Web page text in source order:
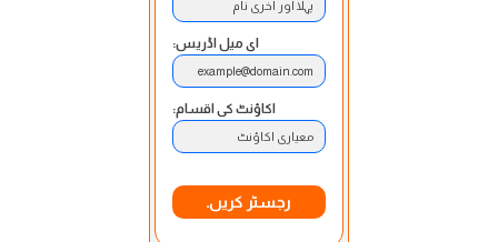
پہلا اور آخری نام
ای میل اڈریس:
example@domain.com
اکاؤنٹ کی اقسام:
معیاری اکاؤنٹ
رجسٹر کریں۔